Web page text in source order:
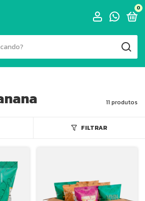
0
11 produtos
FILTRAR